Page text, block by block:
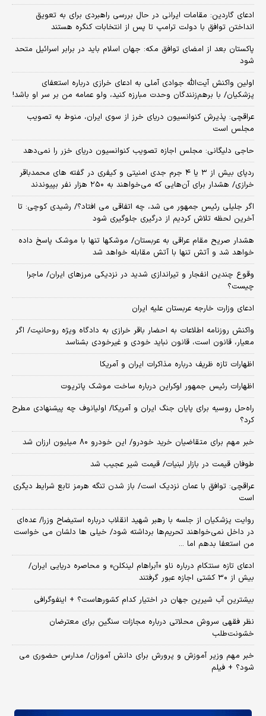
ادعای گاردین: مقامات ایرانی در حال بررسی راهبردی برای به تعویق
انداختن توافق با دولت ترامپ تا پس از انتخابات کنگره هستند
پاکستان بعد از امضای توافق مکه: جهان اسلام باید در برابر اسرائیل متحد
شود
اولین واکنش آیت‌الله جوادی آملی به ادعای خرازی درباره استعفای
پزشکیان/ با برهم‌زنندگان وحدت مبارزه کنید، ولو عمامه من بر سر او باشد!
عراقچی: پذیرش کنوانسیون دریای خرز از سوی ایران، منوط به تصویب
مجلس است
حاجی دلیگانی: مجلس اجازه تصویب کنوانسیون دریای خزر را نمی‌دهد
ردپای بیش از ۳ یا ۴ جرم جدی امنیتی و کیفری در گفته های محمدباقر
خرازی/ هشدار برای آن‌هایی که می‌خواهند به ۲۵۰ هزار نفر بپیوندند
اگر جلیلی رئیس جمهور می شد، چه اتفاقی می افتاد؟/ رشیدی کوچی: تا
آخرین لحظه تلاش کردیم از درگیری جلوگیری شود
هشدار صریح مقام عراقی به عربستان/ موشکها تنها با موشک پاسخ داده
خواهد شد و آتش تنها با آتش مقابله خواهد شد
وقوع چندین انفجار و تیراندازی شدید در نزدیکی مرز‌های ایران/ ماجرا
چیست؟
ادعای وزارت خارجه عربستان علیه ایران
واکنش روزنامه اطلاعات به احضار باقر خرازی به دادگاه ویژه روحانیت/ اگر
معیار، قانون است، قانون نباید خودی و غیرخودی بشناسد
اظهارات تازه ظریف درباره مذاکرات ایران و آمریکا
اظهارات رئیس جمهور اوکراین درباره ساخت موشک پاتریوت
راه‌حل روسیه برای پایان جنگ ایران و آمریکا/ اولیانوف چه پیشنهادی مطرح
کرد؟
خبر مهم برای متقاضیان خرید خودرو/ این خودرو ۸۰ میلیون ارزان شد
طوفان قیمت در بازار لبنیات/ قیمت شیر عجیب شد
عراقچی: توافق با عمان نزدیک است/ باز شدن تنگه هرمز تابع شرایط دیگری
است
روایت پزشکیان از جلسه با رهبر شهید انقلاب درباره استیضاح وزرا/ عده‌ای
در داخل نمی‌خواهند تحریم‌ها برداشته شود/ خیلی ها دلشان می خواست
من استعفا بدهم اما ...
ادعای تازه سنتکام درباره ناو «آبراهام لینکلن» و محاصره دریایی ایران/
بیش از ۳۰ کشتی اجازه عبور گرفتند
بیشترین آب شیرین جهان در اختیار کدام کشورهاست؟ + اینفوگرافی
نظر فقهی سروش محلاتی درباره مجازات سنگین برای معترضان
خشونت‌طلب
خبر مهم وزیر آموزش و پرورش برای دانش آموزان/ مدارس حضوری می
شود؟ + فیلم